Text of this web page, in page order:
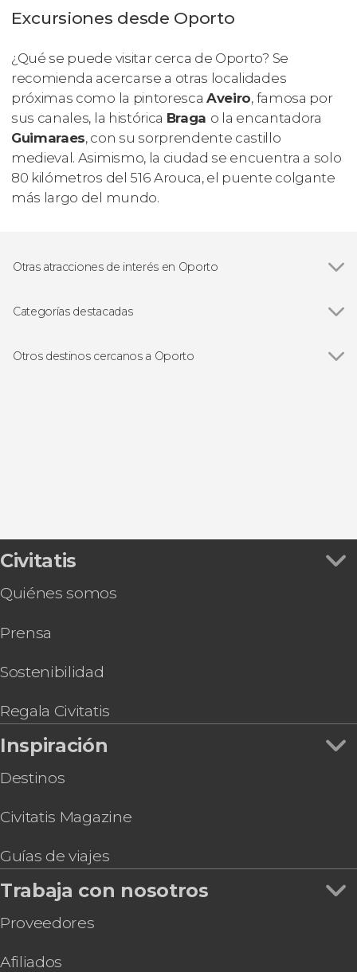
Excursiones desde Oporto
¿Qué se puede visitar cerca de Oporto? Se
recomienda acercarse a otras localidades
próximas como la pintorescaAveiro, famosa por
sus canales, la histórica Braga o la encantadora
Guimaraes, con su sorprendente castillo
medieval. Asimismo, la ciudad se encuentra a solo
80 kilómetros del 516 Arouca, el puente colgante
más largo del mundo.
Otras atracciones de interés en Oporto
Catedral de Oporto
Librería Lello
Categorías destacadas
Free tours en Oporto
Otros destinos cercanos a Oporto
Civitatis
Quiénes somos
Prensa
Sostenibilidad
Regala Civitatis
Inspiración
Destinos
Civitatis Magazine
Guías de viajes
Trabaja con nosotros
Proveedores
Afiliados